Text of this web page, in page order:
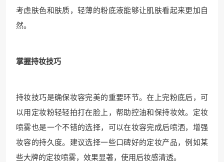
考虑肤色和肤质，轻薄的粉底液能够让肌肤看起来更加自
然。
掌握持妆技巧
持妆技巧是确保妆容完美的重要环节。在上完粉底后，可
以用定妆粉轻轻拍打在脸上，帮助控油和保持妆效。定妆
喷雾也是一个不错的选择，可以在妆容完成后喷洒，增强
妆容的持久度。建议选择一些口碑好的定妆产品，例如某
些大牌的定妆喷雾，效果显著，使用后妆感清透。